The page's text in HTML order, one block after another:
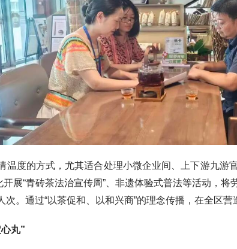
的方式，尤其适合处理小微企业间、上下游九游
展“青砖茶法治宣传周”、非遗体验式普法等活动，
。通过“以茶促和、以和兴商”的理念传播，在全区营
丸”